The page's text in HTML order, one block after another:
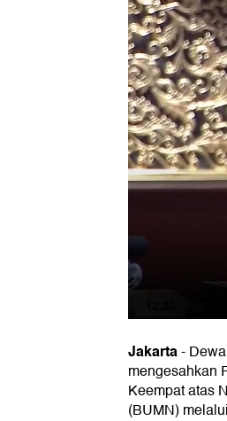
Jakarta-
mengesahkan
Keempat atas
(BUMN)